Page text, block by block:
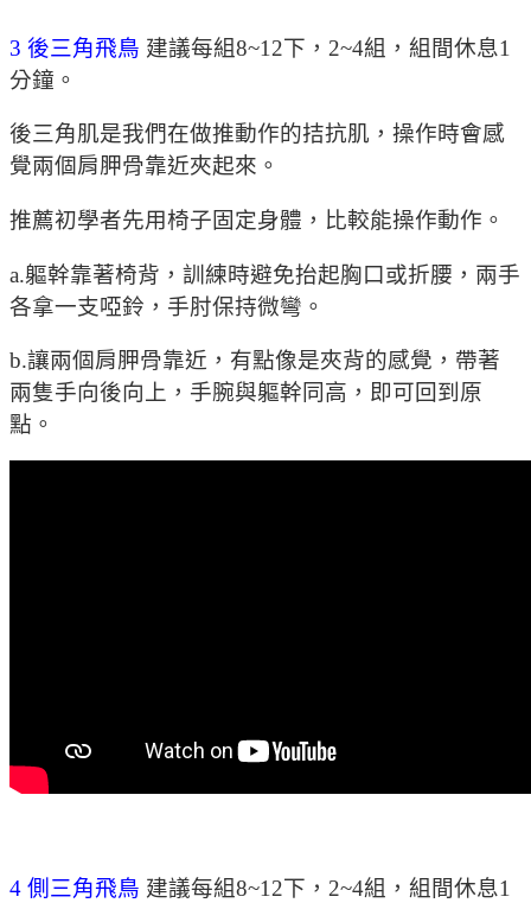
3 後三角飛鳥 建議每組8~12下，2~4組，組間休息1
分鐘。
後三角肌是我們在做推動作的拮抗肌，操作時會感
覺兩個肩胛骨靠近夾起來。
推薦初學者先用椅子固定身體，比較能操作動作。
a.軀幹靠著椅背，訓練時避免抬起胸口或折腰，兩手
各拿一支啞鈴，手肘保持微彎。
b.讓兩個肩胛骨靠近，有點像是夾背的感覺，帶著
兩隻手向後向上，手腕與軀幹同高，即可回到原
點。
4 側三角飛鳥 建議每組8~12下，2~4組，組間休息1